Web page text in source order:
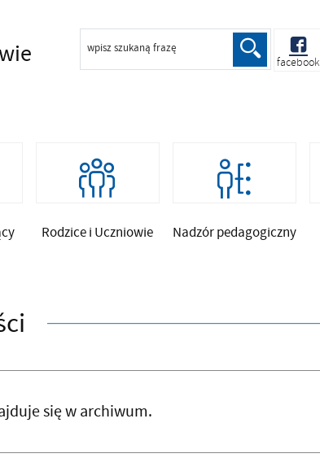
wpisz szukaną frazę
facebook
Rodzice i Uczniowie Nadzór pedagogiczny
się w archiwum.